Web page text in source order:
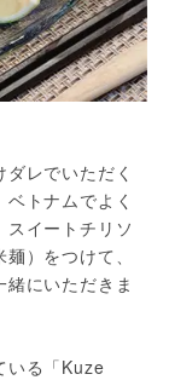
レでいただく
トナムでよく
イートチリソ
）をつけて、
にいただきま
いる「Kuze